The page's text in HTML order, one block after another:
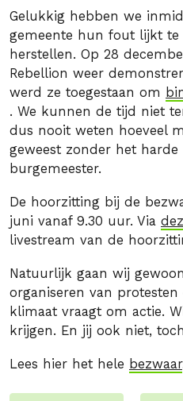
Gelukkig hebben we
gemeente hun fout lijkt te
herstellen. Op 28
Rebellion weer
werd ze toegestaan om
. We kunnen de tijd niet
dus nooit weten hoeveel
geweest zonder het
burgemeester.
De hoorzitting bij de
juni vanaf 9.30 uur. Via
livestream van de
Natuurlijk gaan wij
organiseren van
klimaat vraagt om actie.
krijgen. En jij ook niet,
Lees hier het hele bezwaar